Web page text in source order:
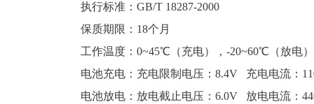
执行标准：GB/T 18287-2000
保质期限：18个月
工作温度：0~45℃（充电），-20~60℃（放电）
电池充电：充电限制电压：8.4V 充电电流：
电池放电：放电截止电压：6.0V 放电电流：